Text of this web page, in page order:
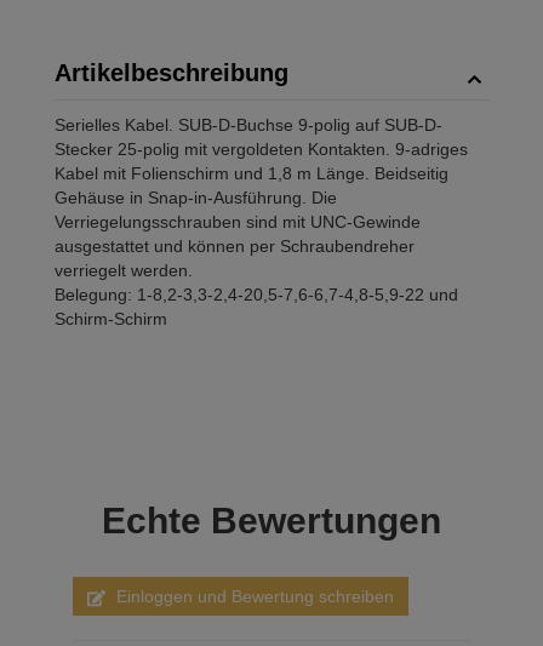
Artikelbeschreibung
Serielles Kabel. SUB-D-Buchse 9-polig auf SUB-D-
Stecker 25-polig mit vergoldeten Kontakten. 9-adriges
Kabel mit Folienschirm und 1,8 m Länge. Beidseitig
Gehäuse in Snap-in-Ausführung. Die
Verriegelungsschrauben sind mit UNC-Gewinde
ausgestattet und können per Schraubendreher
verriegelt werden.
Belegung: 1-8,2-3,3-2,4-20,5-7,6-6,7-4,8-5,9-22 und
Schirm-Schirm
Echte Bewertungen
Einloggen und Bewertung schreiben